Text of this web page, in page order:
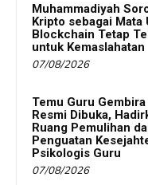
Muhammadiyah
Kripto sebagai Mata
Blockchain Tetap
untuk Kemaslahatan
07/08/2026
Temu Guru
Resmi Dibuka,
Ruang Pemulihan
Penguatan
Psikologis Guru
07/08/2026